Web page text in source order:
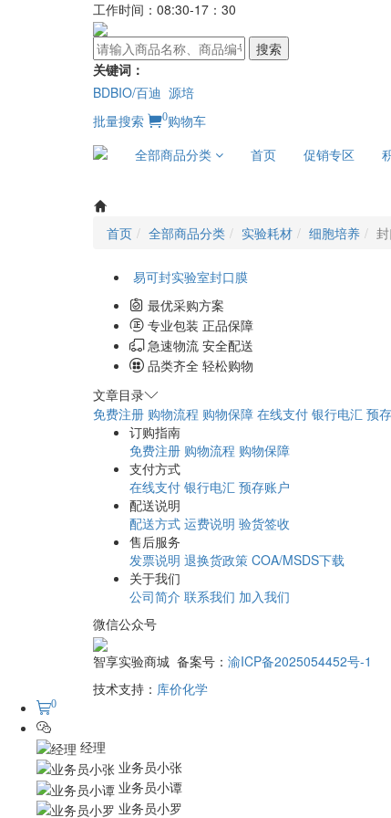
工作时间：08:30-17：30
搜索
关键词：
BDBIO/百迪 源培
批量搜索
0购物车
全部商品分类
首页 促销专区
首页 全部商品分类 实验耗材 细胞培养
易可封实验室封口膜
最优采购方案
专业包装 正品保障
急速物流 安全配送
品类齐全 轻松购物
文章目录
免费注册 购物流程 购物保障 在线支付 银行电汇 预
订购指南
免费注册 购物流程 购物保障
支付方式
在线支付 银行电汇 预存账户
配送说明
配送方式 运费说明 验货签收
售后服务
发票说明 退换货政策 COA/MSDS下载
关于我们
公司简介 联系我们 加入我们
微信公众号
智享实验商城 备案号： 渝ICP备2025054452号-1
技术支持： 库价化学
0
经理
业务员小张
业务员小谭
业务员小罗